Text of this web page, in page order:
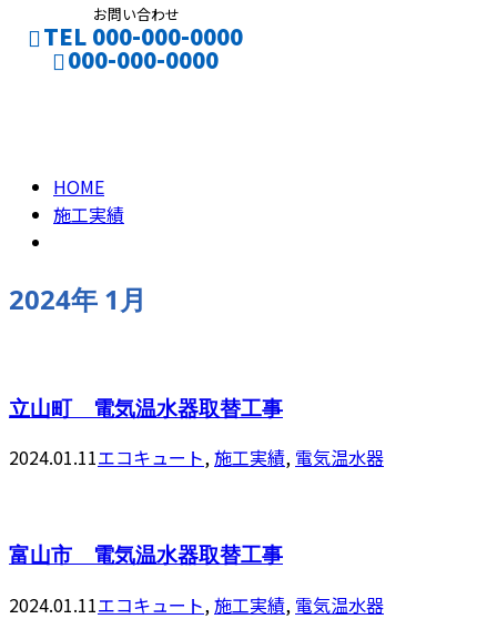
お問い合わせ
TEL 000-000-0000
000-000-0000
HOME
施工実績
2024年 1月
立山町 電気温水器取替工事
2024.01.11エコキュート,施工実績, 電気温水器
富山市 電気温水器取替工事
2024.01.11エコキュート, 施工実績, 電気温水器